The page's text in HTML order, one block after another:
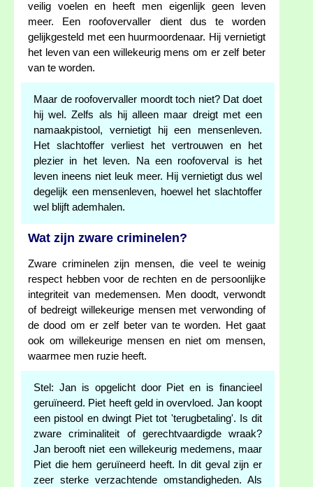
veilig voelen en heeft men eigenlijk geen leven
meer. Een roofovervaller dient dus te worden
gelijkgesteld met een huurmoordenaar. Hij vernietigt
het leven van een willekeurig mens om er zelf beter
van te worden.
Maar de roofovervaller moordt toch niet? Dat doet
hij wel. Zelfs als hij alleen maar dreigt met een
namaakpistool, vernietigt hij een mensenleven.
Het slachtoffer verliest het vertrouwen en het
plezier in het leven. Na een roofoverval is het
leven ineens niet leuk meer. Hij vernietigt dus wel
degelijk een mensenleven, hoewel het slachtoffer
wel blijft ademhalen.
Wat zijn zware criminelen?
Zware criminelen zijn mensen, die veel te weinig
respect hebben voor de rechten en de persoonlijke
integriteit van medemensen. Men doodt, verwondt
of bedreigt willekeurige mensen met verwonding of
de dood om er zelf beter van te worden. Het gaat
ook om willekeurige mensen en niet om mensen,
waarmee men ruzie heeft.
Stel: Jan is opgelicht door Piet en is financieel
geruïneerd. Piet heeft geld in overvloed. Jan koopt
een pistool en dwingt Piet tot 'terugbetaling'. Is dit
zware criminaliteit of gerechtvaardigde wraak?
Jan berooft niet een willekeurig medemens, maar
Piet die hem geruïneerd heeft. In dit geval zijn er
zeer sterke verzachtende omstandigheden. Als